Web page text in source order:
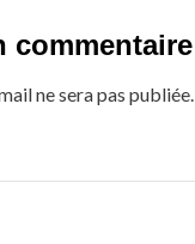
commentaire
ne sera pas publiée.